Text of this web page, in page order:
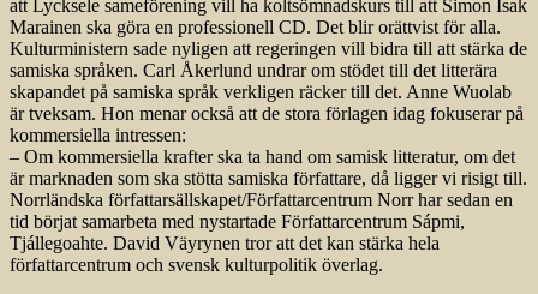
att Lycksele sameförening vill ha koltsömnadskurs till att Simon Isak
Marainen ska göra en professionell CD. Det blir orättvist för alla.
Kulturministern sade nyligen att regeringen vill bidra till att stärka de
samiska språken. Carl Åkerlund undrar om stödet till det litterära
skapandet på samiska språk verkligen räcker till det. Anne Wuolab
är tveksam. Hon menar också att de stora förlagen idag fokuserar på
kommersiella intressen:
– Om kommersiella krafter ska ta hand om samisk litteratur, om det
är marknaden som ska stötta samiska författare, då ligger vi risigt till.
Norrländska författarsällskapet/Författarcentrum Norr har sedan en
tid börjat samarbeta med nystartade Författarcentrum Sápmi,
Tjállegoahte. David Väyrynen tror att det kan stärka hela
författarcentrum och svensk kulturpolitik överlag.